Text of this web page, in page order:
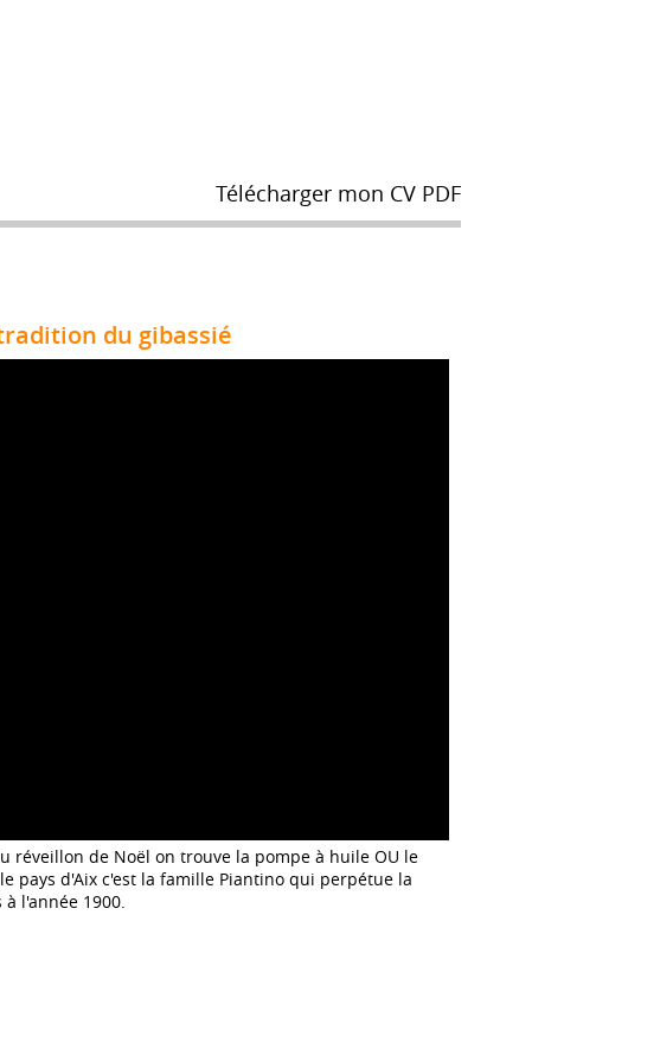
Télécharger mon CV PDF
du gibassié
réveillon de Noël on trouve la pompe à huile OU le
pays d'Aix c'est la famille Piantino qui perpétue la
l'année 1900.